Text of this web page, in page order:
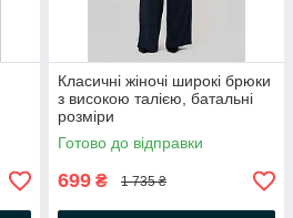
Класичні жіночі широкі брюки
з високою талією, батальні
розміри
Готово до відправки
699 ₴ 1 735 ₴